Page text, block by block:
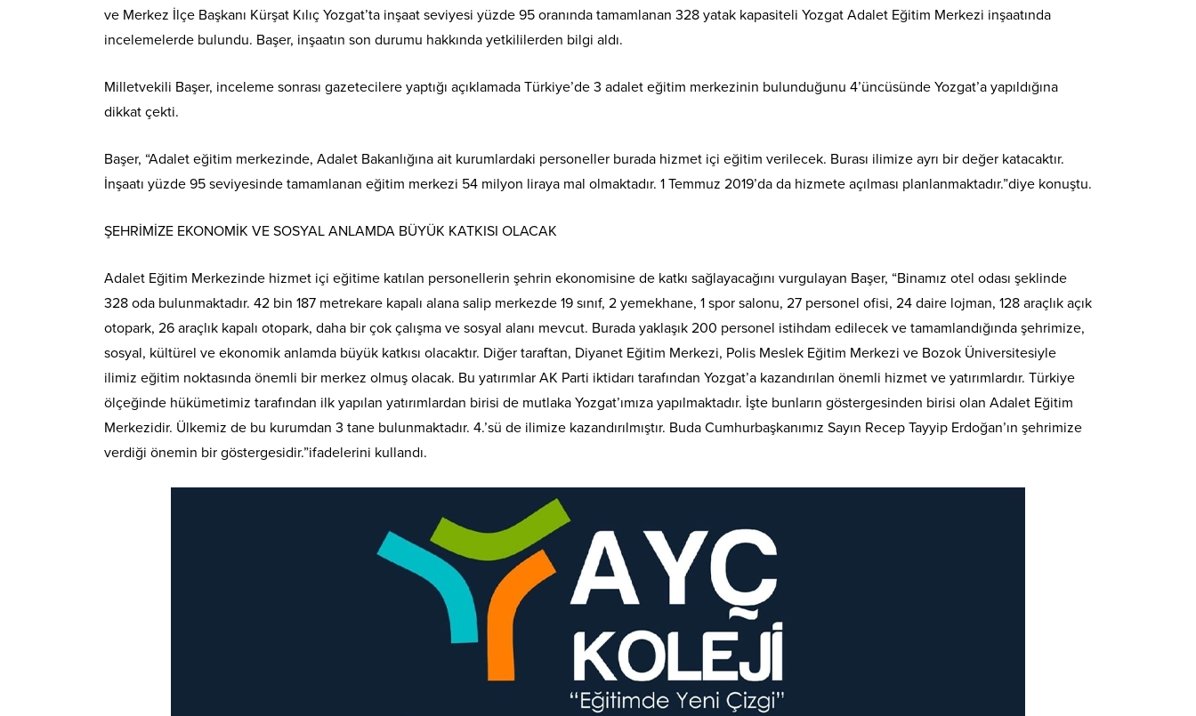
ve Merkez İlçe Başkanı Kürşat Kılıç Yozgat’ta inşaat seviyesi yüzde 95 oranında tamamlanan 328 yatak kapasiteli Yozgat Adalet Eğitim Merkezi inşaatında
incelemelerde bulundu. Başer, inşaatın son durumu hakkında yetkililerden bilgi aldı.
Milletvekili Başer, inceleme sonrası gazetecilere yaptığı açıklamada Türkiye’de 3 adalet eğitim merkezinin bulunduğunu 4’üncüsünde Yozgat’a yapıldığına
dikkat çekti.
Başer, “Adalet eğitim merkezinde, Adalet Bakanlığına ait kurumlardaki personeller burada hizmet içi eğitim verilecek. Burası ilimize ayrı bir değer katacaktır.
İnşaatı yüzde 95 seviyesinde tamamlanan eğitim merkezi 54 milyon liraya mal olmaktadır. 1 Temmuz 2019’da da hizmete açılması planlanmaktadır.”diye konuştu.
ŞEHRİMİZE EKONOMİK VE SOSYAL ANLAMDA BÜYÜK KATKISI OLACAK
Adalet Eğitim Merkezinde hizmet içi eğitime katılan personellerin şehrin ekonomisine de katkı sağlayacağını vurgulayan Başer, “Binamız otel odası şeklinde
328 oda bulunmaktadır. 42 bin 187 metrekare kapalı alana salip merkezde 19 sınıf, 2 yemekhane, 1 spor salonu, 27 personel ofisi, 24 daire lojman, 128 araçlık açık
otopark, 26 araçlık kapalı otopark, daha bir çok çalışma ve sosyal alanı mevcut. Burada yaklaşık 200 personel istihdam edilecek ve tamamlandığında şehrimize,
sosyal, kültürel ve ekonomik anlamda büyük katkısı olacaktır. Diğer taraftan, Diyanet Eğitim Merkezi, Polis Meslek Eğitim Merkezi ve Bozok Üniversitesiyle
ilimiz eğitim noktasında önemli bir merkez olmuş olacak. Bu yatırımlar AK Parti iktidarı tarafından Yozgat’a kazandırılan önemli hizmet ve yatırımlardır. Türkiye
ölçeğinde hükümetimiz tarafından ilk yapılan yatırımlardan birisi de mutlaka Yozgat’ımıza yapılmaktadır. İşte bunların göstergesinden birisi olan Adalet Eğitim
Merkezidir. Ülkemiz de bu kurumdan 3 tane bulunmaktadır. 4.’sü de ilimize kazandırılmıştır. Buda Cumhurbaşkanımız Sayın Recep Tayyip Erdoğan’ın şehrimize
verdiği önemin bir göstergesidir.”ifadelerini kullandı.